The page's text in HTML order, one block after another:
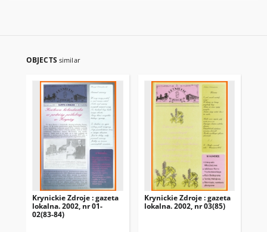
OBJECTS similar
Krynickie Zdroje : gazeta
lokalna. 2002, nr 01-
02(83-84)
Krynickie Zdroje : gazeta
lokalna. 2002, nr 03(85)